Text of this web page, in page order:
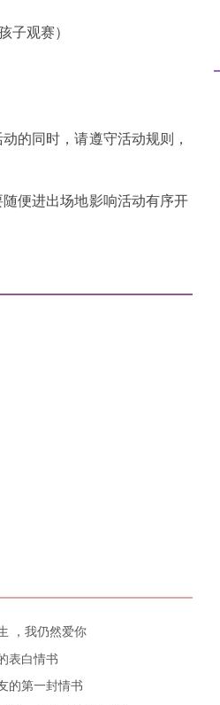
子观赛）
的同时，请遵守活动规则，
便进出场地影响活动有序开
，我仍然爱你
表白情书
的第一封情书